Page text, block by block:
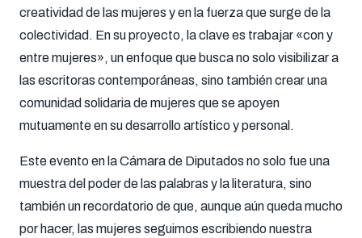
creatividad de las mujeres y en la fuerza que surge de la
colectividad. En su proyecto, la clave es trabajar «con y
entre mujeres», un enfoque que busca no solo visibilizar a
las escritoras contemporáneas, sino también crear una
comunidad solidaria de mujeres que se apoyen
mutuamente en su desarrollo artístico y personal.
Este evento en la Cámara de Diputados no solo fue una
muestra del poder de las palabras y la literatura, sino
también un recordatorio de que, aunque aún queda mucho
por hacer, las mujeres seguimos escribiendo nuestra